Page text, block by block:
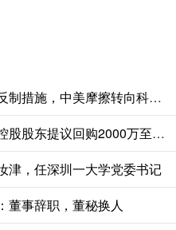
萍乡市股票配资 一天出台五项反制措施，中美摩擦转向科技供应链
股票配资那个平台好 映翰通：控股股东提议回购2000万至3000万元股份用于注销
津，任深圳一大学党委书记
董事辞职，董秘换人